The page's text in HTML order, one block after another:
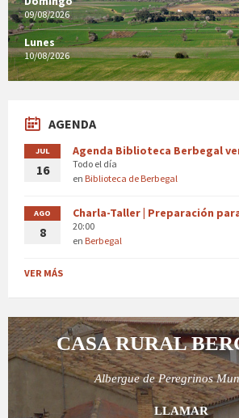
09/08/2026
Lunes
10/08/2026
AGENDA
JUL
16
Agenda Biblioteca Berbegal
Todo el día
en Biblioteca de Berbegal
AGO
8
Charla-Taller | Preparación
20:00
en Berbegal
VER MÁS
CASA RURAL
Albergue de Peregrinos
LLAMAR